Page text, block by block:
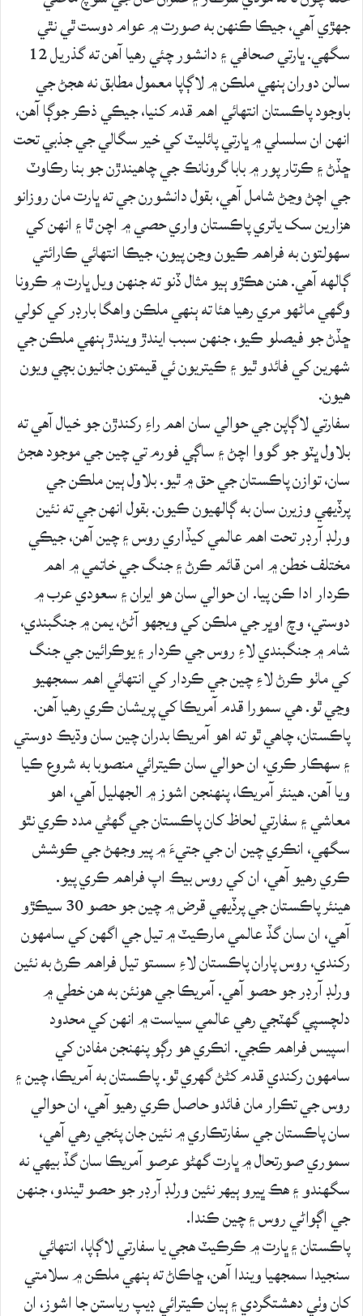
جهڙي آهي، جيڪا ڪنهن به صورت ۾ عوام دوست ٿي نٿي
سگهي. ڀارتي صحافي ۽ دانشور چئي رهيا آهن ته گذريل 12
سالن دوران ٻنهي ملڪن ۾ لاڳاپا معمول مطابق نه هجڻ جي
باوجود پاڪستان انتهائي اهم قدم کنيا، جيڪي ذڪر جوڳا آهن،
انهن ان سلسلي ۾ ڀارتي پائليٽ کي خير سگالي جي جذبي تحت
ڇڏڻ ۽ ڪرتار پور ۾ بابا گرونانڪ جي چاهيندڙن جو بنا رڪاوٽ
جي اچڻ وڃڻ شامل آهي، بقول دانشورن جي ته ڀارت مان روزانو
هزارين سک ياتري پاڪستان واري حصي ۾ اچن ٿا ۽ انهن کي
سهولتون به فراهم ڪيون وڃن پيون، جيڪا انتهائي ڪارائتي
ڳالهه آهي. هنن هڪڙو ٻيو مثال ڏنو ته جنهن ويل ڀارت ۾ ڪرونا
وگهي ماڻهو مري رهيا هئا ته ٻنهي ملڪن واهگا بارڊر کي کولي
ڇڏڻ جو فيصلو ڪيو، جنهن سبب ايندڙ ويندڙ ٻنهي ملڪن جي
شهرين کي فائدو ٿيو ۽ ڪيتريون ئي قيمتون جانيون بچي ويون
هيون.
سفارتي لاڳاپن جي حوالي سان اهم راءِ رکندڙن جو خيال آهي ته
بلاول ڀٽو جو گووا اچڻ ۽ ساڳي فورم تي چين جي موجود هجڻ
سان، توازن پاڪستان جي حق ۾ ٿيو. بلاول ٻين ملڪن جي
پرڏيهي وزيرن سان به ڳالهيون ڪيون. بقول انهن جي ته نئين
ورلڊ آرڊر تحت اهم عالمي کيڏاري روس ۽ چين آهن، جيڪي
مختلف خطن ۾ امن قائم ڪرڻ ۽ جنگ جي خاتمي ۾ اهم
ڪردار ادا ڪن پيا. ان حوالي سان هو ايران ۽ سعودي عرب ۾
دوستي، وچ اوڀر جي ملڪن کي ويجهو آڻڻ، يمن ۾ جنگبندي،
شام ۾ جنگبندي لاءِ روس جي ڪردار ۽ يوڪرائين جي جنگ
کي ماٺو ڪرڻ لاءِ چين جي ڪردار کي انتهائي اهم سمجهيو
وڃي ٿو. هي سمورا قدم آمريڪا کي پريشان ڪري رهيا آهن.
پاڪستان، چاهي ٿو ته اهو آمريڪا بدران چين سان وڌيڪ دوستي
۽ سهڪار ڪري، ان حوالي سان ڪيترائي منصوبا به شروع ڪيا
ويا آهن. هينئر آمريڪا، پنهنجن اشوز ۾ الجهليل آهي، اهو
معاشي ۽ سفارتي لحاظ کان پاڪستان جي گهڻي مدد ڪري نٿو
سگهي، انڪري چين ان جي جتيءَ ۾ پير وجهڻ جي ڪوشش
ڪري رهيو آهي، ان کي روس بيڪ اپ فراهم ڪري پيو.
هينئر پاڪستان جي پرڏيهي قرض ۾ چين جو حصو 30 سيڪڙو
آهي، ان سان گڏ عالمي مارڪيٽ ۾ تيل جي اگهن کي سامهون
رکندي، روس پاران پاڪستان لاءِ سستو تيل فراهم ڪرڻ به نئين
ورلڊ آرڊر جو حصو آهي. آمريڪا جي هونئن به هن خطي ۾
دلچسپي گهٽجي رهي عالمي سياست ۾ انهن کي محدود
اسپيس فراهم ڪجي. انڪري هو رڳو پنهنجن مفادن کي
سامهون رکندي قدم کڻڻ گهري ٿو. پاڪستان به آمريڪا، چين ۽
روس جي تڪرار مان فائدو حاصل ڪري رهيو آهي، ان حوالي
سان پاڪستان جي سفارتڪاري ۾ نئين جان پئجي رهي آهي،
سموري صورتحال ۾ ڀارت گهڻو عرصو آمريڪا سان گڏ بيهي نه
سگهندو ۽ هڪ ڀيرو ٻيهر نئين ورلڊ آرڊر جو حصو ٿيندو، جنهن
جي اڳواڻي روس ۽ چين ڪندا.
پاڪستان ۽ ڀارت ۾ ڪرڪيٽ هجي يا سفارتي لاڳاپا، انتهائي
سنجيدا سمجهيا ويندا آهن، ڇاڪاڻ ته ٻنهي ملڪن ۾ سلامتي
کان وٺي دهشتگردي ۽ ٻيان ڪيترائي ڊيپ رياستن جا اشوز، ان